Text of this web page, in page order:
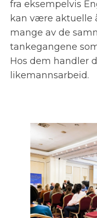
fra eksempelvis
kan være aktuelle
mange av de
tankegangene
Hos dem handler
likemannsarbeid.